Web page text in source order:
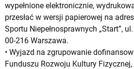
wypełnione elektronicznie,
przesłać w wersji papierowej na
Sportu Niepełnosprawnych „Start”,
00-216 Warszawa.
• Wyjazd na zgrupowanie
Funduszu Rozwoju Kultury